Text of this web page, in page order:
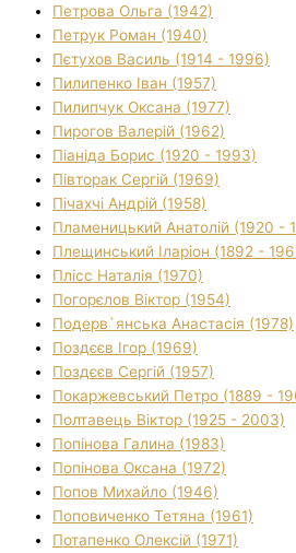
Петрова Ольга (1942)
Петрук Роман (1940)
Пєтухов Василь (1914 - 1996)
Пилипенко Іван (1957)
Пилипчук Оксана (1977)
Пирогов Валерій (1962)
Піаніда Борис (1920 - 1993)
Півторак Сергій (1969)
Пічахчі Андрій (1958)
Пламеницький Анатолій (1920 -
Плещинський Іларіон (1892 -
Плісс Наталія (1970)
Погорєлов Віктор (1954)
Подерв`янська Анастасія (1978)
Поздєєв Ігор (1969)
Поздєєв Сергій (1957)
Покаржевський Петро (1889 -
Полтавець Віктор (1925 - 2003)
Попінова Галина (1983)
Попінова Оксана (1972)
Попов Михайло (1946)
Поповиченко Тетяна (1961)
Потапенко Олексій (1971)